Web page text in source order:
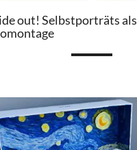
out! Selbstporträts als